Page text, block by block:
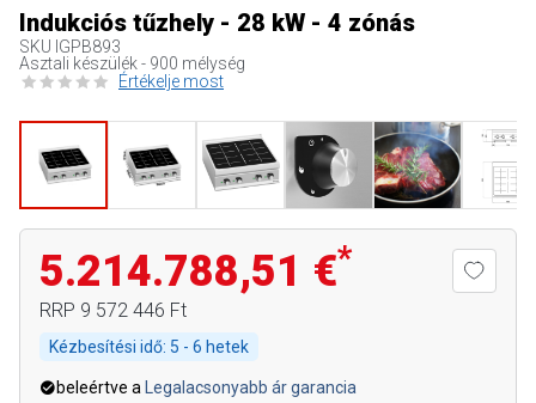
Indukciós tűzhely - 28 kW - 4 zónás
SKU IGPB893
Asztali készülék - 900 mélység
Értékelje most
5.214.788,51 €*
RRP 9 572 446 Ft
Kézbesítési idő: 5 - 6 hetek
beleértve a
Legalacsonyabb ár garancia